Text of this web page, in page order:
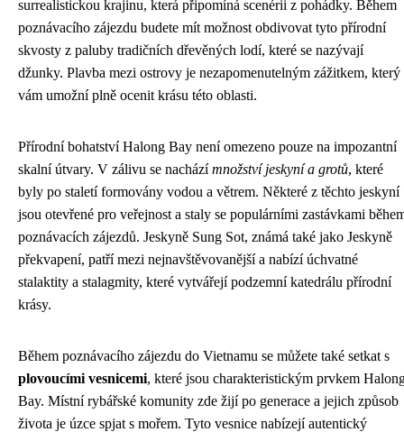
surrealistickou krajinu, která připomíná scenérii z pohádky. Během
poznávacího zájezdu budete mít možnost obdivovat tyto přírodní
skvosty z paluby tradičních dřevěných lodí, které se nazývají
džunky. Plavba mezi ostrovy je nezapomenutelným zážitkem, který
vám umožní plně ocenit krásu této oblasti.
Přírodní bohatství Halong Bay není omezeno pouze na impozantní
skalní útvary. V zálivu se nacházímnožství jeskyní a grotů, které
byly po staletí formovány vodou a větrem. Některé z těchto jeskyní
jsou otevřené pro veřejnost a staly se populárními zastávkami
poznávacích zájezdů. Jeskyně Sung Sot, známá také jako Jeskyně
překvapení, patří mezi nejnavštěvovanější a nabízí úchvatné
stalaktity a stalagmity, které vytvářejí podzemní katedrálu přírodní
krásy.
Během poznávacího zájezdu do Vietnamu se můžete také setkat s
plovoucími vesnicemi, které jsou charakteristickým prvkem
Bay. Místní rybářské komunity zde žijí po generace a jejich způsob
života je úzce spjat s mořem. Tyto vesnice nabízejí autentický